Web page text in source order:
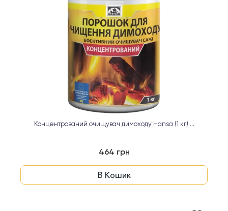
Концентрований очищувач димоходу Hansa (1 кг) ...
464 грн
В Кошик